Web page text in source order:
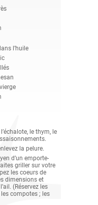
l’huile
le thym, le
la pelure.
d’un emporte-
griller sur votre
les coeurs de
dimensions et
(Réservez les
compotes ; les